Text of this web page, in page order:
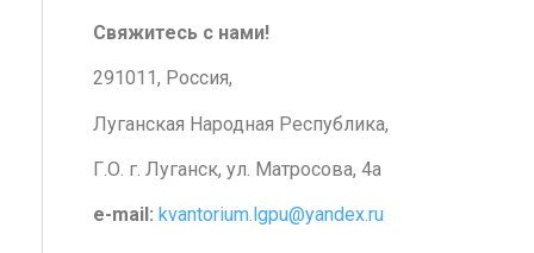
Свяжитесь с нами!
291011, Россия,
Луганская Народная Республика,
Г.О. г. Луганск, ул. Матросова, 4а
e-mail: kvantorium.lgpu@yandex.ru